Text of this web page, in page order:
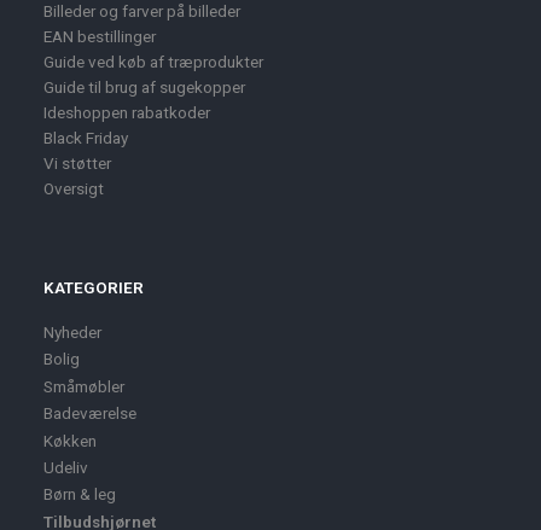
Billeder og farver på billeder
EAN bestillinger
Guide ved køb af træprodukter
Guide til brug af sugekopper
Ideshoppen rabatkoder
Black Friday
Vi støtter
Oversigt
KATEGORIER
Nyheder
Bolig
Småmøbler
Badeværelse
Køkken
Udeliv
Børn & leg
Tilbudshjørnet